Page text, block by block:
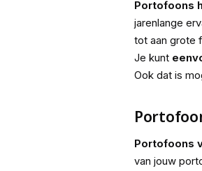
Portofoons
jarenlange
tot aan grote
Je kunt
Ook dat is
Portofoons
van jouw